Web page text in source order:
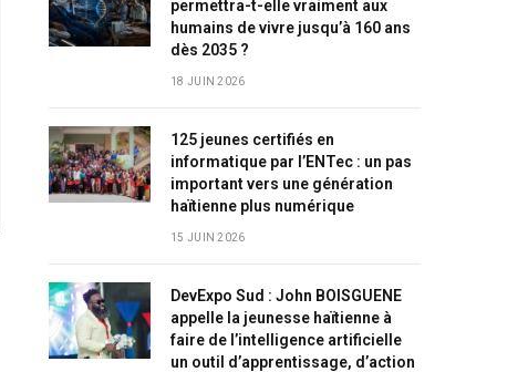
permettra-t-elle vraiment aux
humains de vivre jusqu’à 160 ans
dès 2035 ?
18 JUIN 2026
125 jeunes certifiés en
informatique par l’ENTec : un pas
important vers une génération
haïtienne plus numérique
15 JUIN 2026
DevExpo Sud : John BOISGUENE
appelle la jeunesse haïtienne à
faire de l’intelligence artificielle
un outil d’apprentissage, d’action